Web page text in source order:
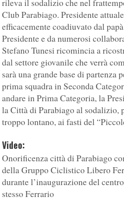
rileva il sodalizio che nel
Club Parabiago. Presidente
efficacemente coadiuvato dal
Presidente e da numerosi
Stefano Tunesi ricomincia a
dal settore giovanile che verrà
sarà una grande base di partenza
prima squadra in Seconda
andare in Prima Categoria, la
la Città di Parabiago al sodalizio,
troppo lontano, ai fasti del
Video:
Onorificenza città di Parabiago
della Gruppo Ciclistico Libero
durante l’inaugurazione del
stesso Ferrario